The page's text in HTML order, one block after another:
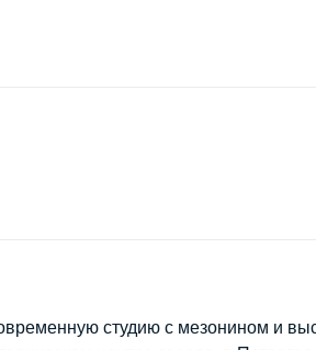
студию с мезонином и